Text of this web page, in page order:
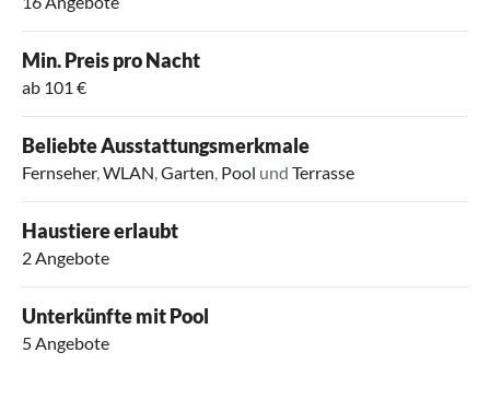
Min. Preis pro Nacht
ab 101 €
Beliebte Ausstattungsmerkmale
Fernseher,WLAN,Garten, Pool und Terrasse
Haustiere erlaubt
2 Angebote
Unterkünfte mit Pool
5 Angebote